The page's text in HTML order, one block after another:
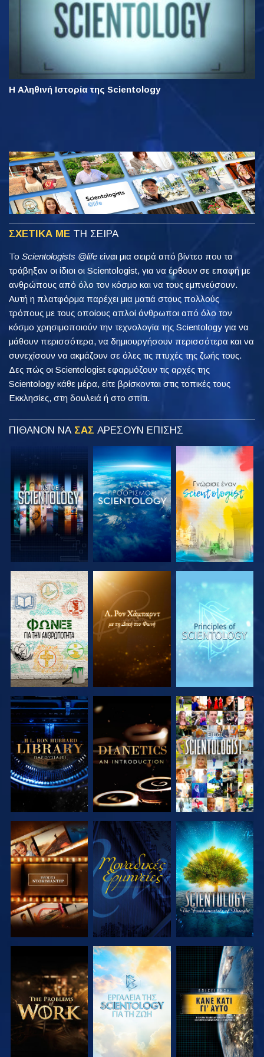
Η Αληθινή Ιστορία της Scientology
ΣΧΕΤΙΚΑ ΜΕ ΤΗ ΣΕΙΡΑ
Το Scientologists @life είναι μια σειρά από βίντεο που τα
τράβηξαν οι ίδιοι οι Scientologist, για να έρθουν σε επαφή με
ανθρώπους από όλο τον κόσμο και να τους εμπνεύσουν.
Αυτή η πλατφόρμα παρέχει μια ματιά στους πολλούς
τρόπους με τους οποίους απλοί άνθρωποι από όλο τον
κόσμο χρησιμοποιούν την τεχνολογία της Scientology για να
μάθουν περισσότερα, να δημιουργήσουν περισσότερα και να
συνεχίσουν να ακμάζουν σε όλες τις πτυχές της ζωής τους.
Δες πώς οι Scientologist εφαρμόζουν τις αρχές της
Scientology κάθε μέρα, είτε βρίσκονται στις τοπικές τους
Εκκλησίες, στη δουλειά ή στο σπίτι.
ΠΙΘΑΝΟΝ ΝΑ ΣΑΣ ΑΡΕΣΟΥΝ ΕΠΙΣΗΣ
ΕΞΕΡΕΥΝΗΣΤΕ
ΤΗ ΣΕΙΡΑ
ΕΞΕΡΕΥΝΗΣΤΕ
ΤΗ ΣΕΙΡΑ
ΕΞΕΡΕΥΝΗΣΤΕ
ΤΗ ΣΕΙΡΑ
ΕΞΕΡΕΥΝΗΣΤΕ
ΤΗ ΣΕΙΡΑ
ΕΞΕΡΕΥΝΗΣΤΕ
ΤΗ ΣΕΙΡΑ
ΠΑΡΑΚΟΛΟΥΘΗΣΤΕ
ΕΞΕΡΕΥΝΗΣΤΕ
ΤΗ ΣΕΙΡΑ
ΠΑΡΑΚΟΛΟΥΘΗΣΤΕ
ΕΞΕΡΕΥΝΗΣΤΕ
ΤΗ ΣΕΙΡΑ
ΕΞΕΡΕΥΝΗΣΤΕ
ΤΗ ΣΕΙΡΑ
ΕΞΕΡΕΥΝΗΣΤΕ
ΤΗ ΣΕΙΡΑ
ΠΑΡΑΚΟΛΟΥΘΗΣΤΕ